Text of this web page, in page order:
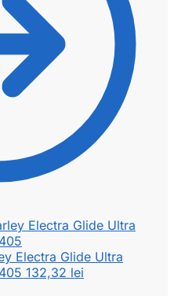
Electra Glide Ultra
132,32 lei